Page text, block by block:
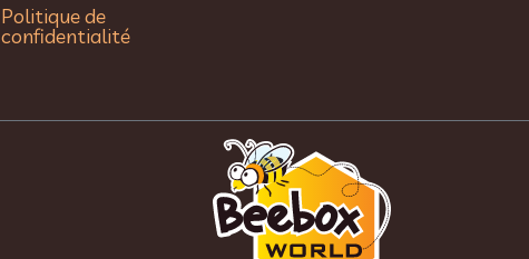
Politique de
confidentialité